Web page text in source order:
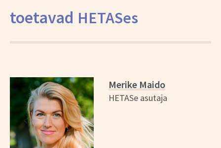
toetavad HETASes
Merike Maido
HETASe asutaja